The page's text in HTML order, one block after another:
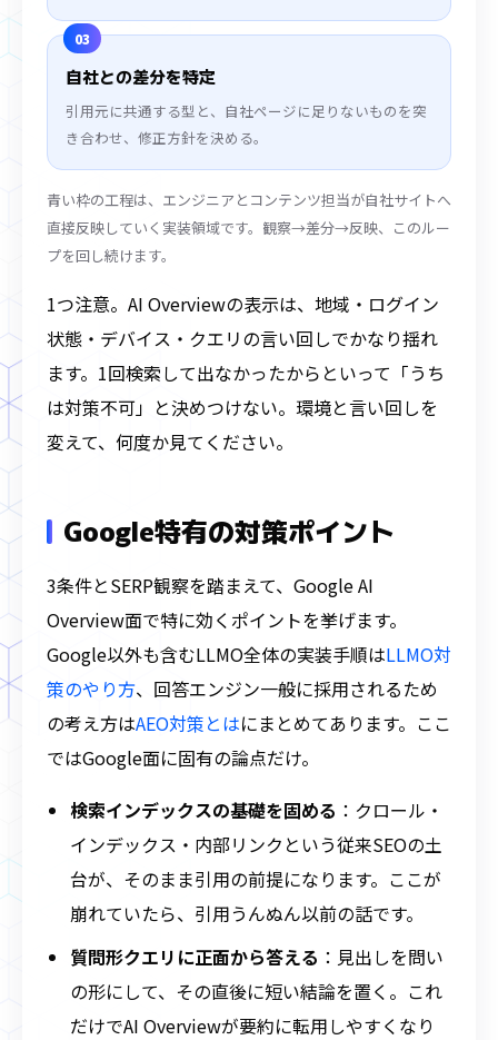
03
自社との差分を特定
引用元に共通する型と、自社ページに足りないものを突
き合わせ、修正方針を決める。
青い枠の工程は、エンジニアとコンテンツ担当が自社サイトへ
直接反映していく実装領域です。観察→差分→反映、このルー
プを回し続けます。
1つ注意。AI Overviewの表示は、地域・ログイン
状態・デバイス・クエリの言い回しでかなり揺れ
ます。1回検索して出なかったからといって「うち
は対策不可」と決めつけない。環境と言い回しを
変えて、何度か見てください。
Google特有の対策ポイント
3条件とSERP観察を踏まえて、Google AI
Overview面で特に効くポイントを挙げます。
Google以外も含むLLMO全体の実装手順はLLMO対
策のやり方、回答エンジン一般に採用されるため
の考え方はAEO対策とはにまとめてあります。ここ
ではGoogle面に固有の論点だけ。
検索インデックスの基礎を固める ：クロール・
インデックス・内部リンクという従来SEOの土
台が、そのまま引用の前提になります。ここが
崩れていたら、引用うんぬん以前の話です。
質問形クエリに正面から答える ：見出しを問い
の形にして、その直後に短い結論を置く。これ
だけでAI Overviewが要約に転用しやすくなり